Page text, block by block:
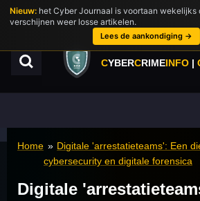
Ga
direct
hoofdinhoud
CYBERCRIMEINFO |
Home » Digitale 'arrestatieteams': Een
cybersecurity en digitale forensica
Digitale
Nieuw: het Cyber Journaal is voortaan wekelijks
verschijnen weer losse artikelen.
Lees de aankondiging →